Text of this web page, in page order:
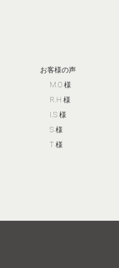
お客様の声
M.O 様
R.H 様
I.S 様
S 様
T 様